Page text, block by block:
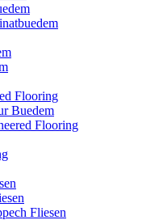
Flooring
Buedem
Flooring
Fliesen